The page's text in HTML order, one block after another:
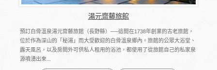
湯元齋藤旅館
預訂白骨溫泉湯元齋藤旅館（長野縣）──這間在1738年創業的古老旅館，
位於作為深山的「秘湯」而大受歡迎的白骨溫泉鄉內。旅館的公眾大浴堂、
露天風呂，以及房間外可供私人租用的浴池，都使用了從旅館自己的私家泉
源噴湧出來...